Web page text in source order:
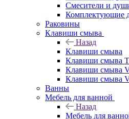
Смесители и
Комплектующие
Раковины
Клавиши смыва
Назад
Клавиши смыва
Клавиши смыва
Клавиши смыва
Клавиши смыва
Ванны
Мебель для ванной
Назад
Мебель для